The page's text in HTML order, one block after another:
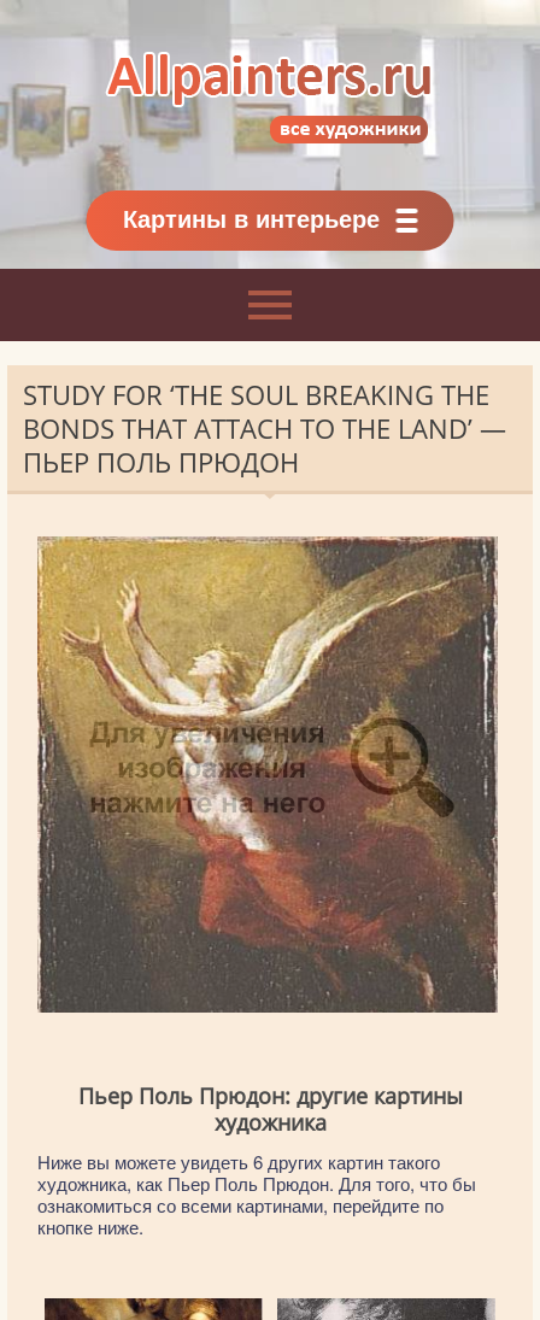
Картины классиков
и современников
Картины в интерьере
STUDY FOR ‘THE SOUL BREAKING THE
BONDS THAT ATTACH TO THE LAND’ —
ПЬЕР ПОЛЬ ПРЮДОН
Пьер Поль Прюдон: другие картины
художника
Ниже вы можете увидеть 6 других картин такого
художника, как Пьер Поль Прюдон. Для того, что бы
ознакомиться со всеми картинами, перейдите по
кнопке ниже.